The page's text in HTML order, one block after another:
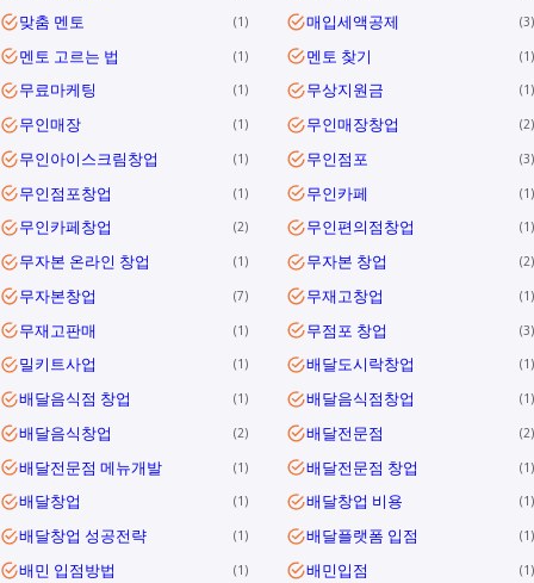
맞춤 멘토 1 매입세액공제 3
멘토 고르는 법 1 멘토 찾기 1
무료마케팅 1 무상지원금 1
무인매장 1 무인매장창업 2
무인아이스크림창업 1 무인점포 3
무인점포창업 1 무인카페 1
무인카페창업 2 무인편의점창업 1
무자본 온라인 창업 1 무자본 창업 2
무자본창업 7 무재고창업 1
무재고판매 1 무점포 창업 3
밀키트사업 1 배달도시락창업 1
배달음식점 창업 1 배달음식점창업 1
배달음식창업 2 배달전문점 2
배달전문점 메뉴개발 1 배달전문점 창업 1
배달창업 1 배달창업 비용 1
배달창업 성공전략 1 배달플랫폼 입점 1
배민 입점방법 1 배민입점 1